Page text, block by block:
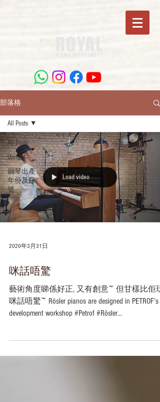
部落格
All Posts
Upright
鋼琴出產
年份及序
號
All Posts
Load video
2020年3月31日
咪話唔驚
藝術角度睇係好正, 又有創意~ 但甘樣比佢玩
咪話唔驚~ Rösler pianos are designed in PETROF’s
development workshop #Petrof #Rösler